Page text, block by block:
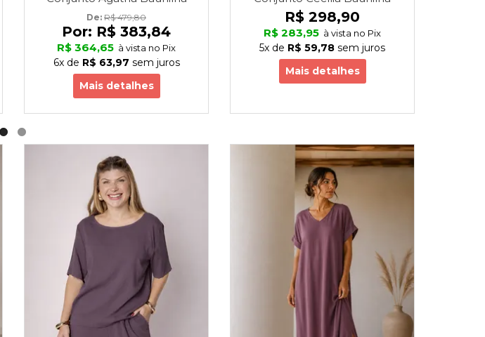
De: R$ 479,80
Por: R$ 383,84
R$ 364,65 à vista no Pix
6xde R$ 63,97 sem juros
Mais detalhes
R$ 298,90
R$ 283,95 à vista no Pix
5x de R$ 59,78 sem juros
Mais detalhes